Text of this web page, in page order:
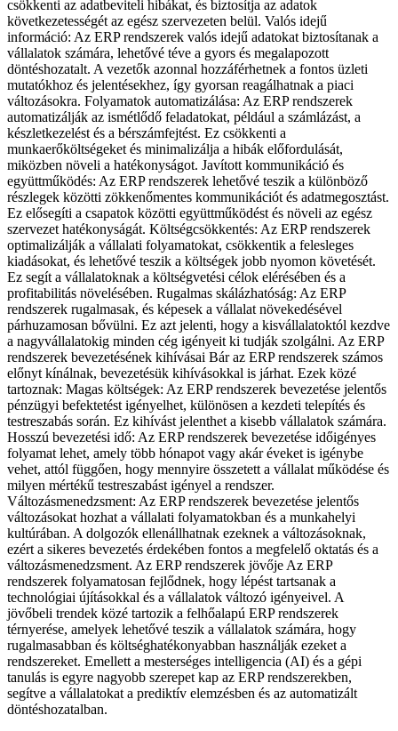
csökkenti az adatbeviteli hibákat, és biztosítja az adatok
következetességét az egész szervezeten belül. Valós idejű
információ: Az ERP rendszerek valós idejű adatokat biztosítanak a
vállalatok számára, lehetővé téve a gyors és megalapozott
döntéshozatalt. A vezetők azonnal hozzáférhetnek a fontos üzleti
mutatókhoz és jelentésekhez, így gyorsan reagálhatnak a piaci
változásokra. Folyamatok automatizálása: Az ERP rendszerek
automatizálják az ismétlődő feladatokat, például a számlázást, a
készletkezelést és a bérszámfejtést. Ez csökkenti a
munkaerőköltségeket és minimalizálja a hibák előfordulását,
miközben növeli a hatékonyságot. Javított kommunikáció és
együttműködés: Az ERP rendszerek lehetővé teszik a különböző
részlegek közötti zökkenőmentes kommunikációt és adatmegosztást.
Ez elősegíti a csapatok közötti együttműködést és növeli az egész
szervezet hatékonyságát. Költségcsökkentés: Az ERP rendszerek
optimalizálják a vállalati folyamatokat, csökkentik a felesleges
kiadásokat, és lehetővé teszik a költségek jobb nyomon követését.
Ez segít a vállalatoknak a költségvetési célok elérésében és a
profitabilitás növelésében. Rugalmas skálázhatóság: Az ERP
rendszerek rugalmasak, és képesek a vállalat növekedésével
párhuzamosan bővülni. Ez azt jelenti, hogy a kisvállalatoktól kezdve
a nagyvállalatokig minden cég igényeit ki tudják szolgálni. Az ERP
rendszerek bevezetésének kihívásai Bár az ERP rendszerek számos
előnyt kínálnak, bevezetésük kihívásokkal is járhat. Ezek közé
tartoznak: Magas költségek: Az ERP rendszerek bevezetése jelentős
pénzügyi befektetést igényelhet, különösen a kezdeti telepítés és
testreszabás során. Ez kihívást jelenthet a kisebb vállalatok számára.
Hosszú bevezetési idő: Az ERP rendszerek bevezetése időigényes
folyamat lehet, amely több hónapot vagy akár éveket is igénybe
vehet, attól függően, hogy mennyire összetett a vállalat működése és
milyen mértékű testreszabást igényel a rendszer.
Változásmenedzsment: Az ERP rendszerek bevezetése jelentős
változásokat hozhat a vállalati folyamatokban és a munkahelyi
kultúrában. A dolgozók ellenállhatnak ezeknek a változásoknak,
ezért a sikeres bevezetés érdekében fontos a megfelelő oktatás és a
változásmenedzsment. Az ERP rendszerek jövője Az ERP
rendszerek folyamatosan fejlődnek, hogy lépést tartsanak a
technológiai újításokkal és a vállalatok változó igényeivel. A
jövőbeli trendek közé tartozik a felhőalapú ERP rendszerek
térnyerése, amelyek lehetővé teszik a vállalatok számára, hogy
rugalmasabban és költséghatékonyabban használják ezeket a
rendszereket. Emellett a mesterséges intelligencia (AI) és a gépi
tanulás is egyre nagyobb szerepet kap az ERP rendszerekben,
segítve a vállalatokat a prediktív elemzésben és az automatizált
döntéshozatalban.